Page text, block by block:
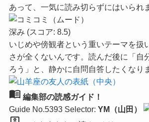
あって、一気に読み切らずにはいられ
深み (スコア: 8.5)
いじめや傍観者という重いテーマを扱
さが全くないんです。読んだ後に「自
ろう」と、静かに自問自答したくなり
menu_book 編集部の読感ガイド！
Guide No.5393 Selector: YM（山田）